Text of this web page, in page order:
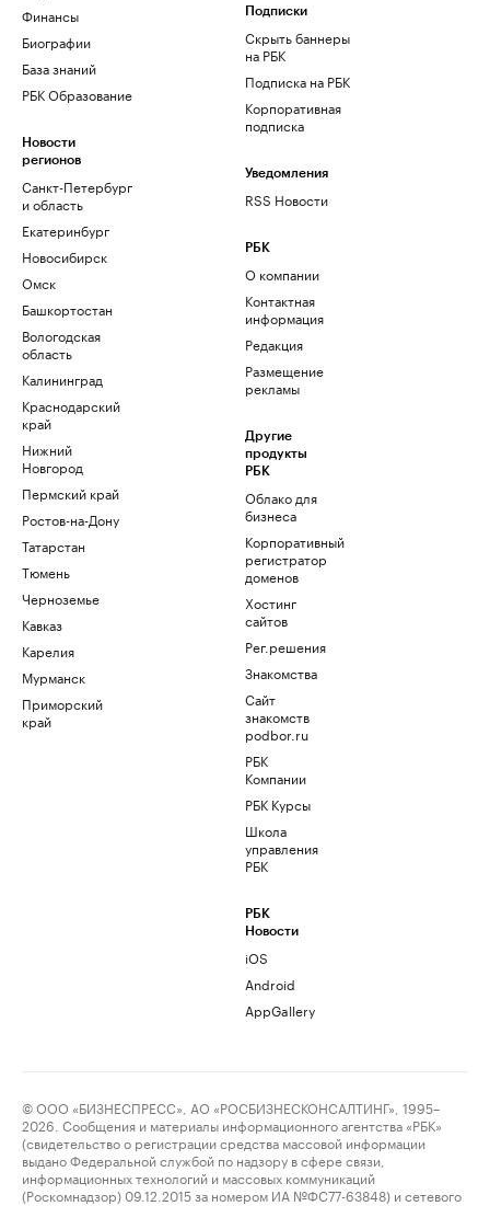
Финансы
Биографии
База знаний
РБК Образование
Новости
регионов
Санкт-Петербург
и область
Екатеринбург
Новосибирск
Омск
Башкортостан
Вологодская
область
Калининград
Краснодарский
край
Нижний
Новгород
Пермский край
Ростов-на-Дону
Татарстан
Тюмень
Черноземье
Кавказ
Карелия
Мурманск
Приморский
край
Подписки
Скрыть баннеры
на РБК
Подписка на РБК
Корпоративная
подписка
Уведомления
RSS Новости
РБК
О компании
Контактная
информация
Редакция
Размещение
рекламы
Другие
продукты
РБК
Облако для
бизнеса
Корпоративный
регистратор
доменов
Хостинг
сайтов
Рег.решения
Знакомства
Сайт
знакомств
podbor.ru
РБК
Компании
РБК Курсы
Школа
управления
РБК
РБК
Новости
iOS
Android
AppGallery
© ООО «БИЗНЕСПРЕСС», АО «РОСБИЗНЕСКОНСАЛТИНГ», 1995–
2026. Сообщения и материалы информационного агентства «РБК»
(свидетельство о регистрации средства массовой информации
выдано Федеральной службой по надзору в сфере связи,
информационных технологий и массовых коммуникаций
(Роскомнадзор) 09.12.2015 за номером ИА №ФС77-63848) и сетевого